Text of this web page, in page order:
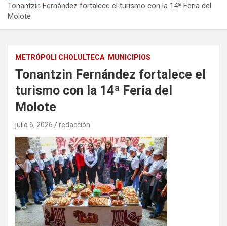
Tonantzin Fernández fortalece el turismo con la 14ª Feria del
Molote
METRÓPOLI CHOLULTECA MUNICIPIOS
Tonantzin Fernández fortalece el
turismo con la 14ª Feria del
Molote
julio 6, 2026 redacción